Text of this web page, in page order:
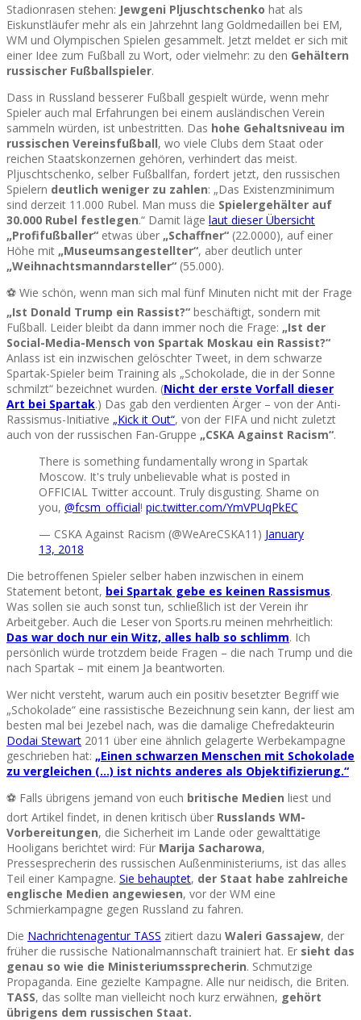
Stadionrasen stehen: Jewgeni Pljuschtschenko hat als
Eiskunstläufer mehr als ein Jahrzehnt lang Goldmedaillen bei EM,
WM und Olympischen Spielen gesammelt. Jetzt meldet er sich mit
einer Idee zum Fußball zu Wort, oder vielmehr: zu den Gehältern
russischer Fußballspieler.
Dass in Russland besserer Fußball gespielt würde, wenn mehr
Spieler auch mal Erfahrungen bei einem ausländischen Verein
sammeln würden, ist unbestritten. Das hohe Gehaltsniveau im
russischen Vereinsfußball, wo viele Clubs dem Staat oder
reichen Staatskonzernen gehören, verhindert das meist.
Pljuschtschenko, selber Fußballfan, fordert jetzt, den russischen
Spielern deutlich weniger zu zahlen: „Das Existenzminimum
sind derzeit 11.000 Rubel. Man muss die Spielergehälter auf
30.000 Rubel festlegen.“ Damit läge laut dieser Übersicht
„Profifußballer“ etwas über „Schaffner“ (22.0000), auf einer
Höhe mit „Museumsangestellter“, aber deutlich unter
„Weihnachtsmanndarsteller“ (55.000).
⚽ Wie schön, wenn man sich mal fünf Minuten nicht mit der Frage
„Ist Donald Trump ein Rassist?“ beschäftigt, sondern mit
Fußball. Leider bleibt da dann immer noch die Frage: „Ist der
Social-Media-Mensch von Spartak Moskau ein Rassist?“
Anlass ist ein inzwischen gelöschter Tweet, in dem schwarze
Spartak-Spieler beim Training als „Schokolade, die in der Sonne
schmilzt“ bezeichnet wurden. (Nicht der erste Vorfall dieser
Art bei Spartak.) Das gab den verdienten Ärger – von der Anti-
Rassismus-Initiative „Kick it Out“, von der FIFA und nicht zuletzt
auch von der russischen Fan-Gruppe „CSKA Against Racism“.
There is something fundamentally wrong in Spartak
Moscow. It's truly unbelievable what is posted in
OFFICIAL Twitter account. Truly disgusting. Shame on
you, @fcsm_official! pic.twitter.com/YmVPUqPkEC
— CSKA Against Racism (@WeAreCSKA11) January
13, 2018
Die betroffenen Spieler selber haben inzwischen in einem
Statement betont, bei Spartak gebe es keinen Rassismus.
Was sollen sie auch sonst tun, schließlich ist der Verein ihr
Arbeitgeber. Auch die Leser von Sports.ru meinen mehrheitlich:
Das war doch nur ein Witz, alles halb so schlimm. Ich
persönlich würde trotzdem beide Fragen – die nach Trump und die
nach Spartak – mit einem Ja beantworten.
Wer nicht versteht, warum auch ein positiv besetzter Begriff wie
„Schokolade“ eine rassistische Bezeichnung sein kann, der liest am
besten mal bei Jezebel nach, was die damalige Chefredakteurin
Dodai Stewart 2011 über eine ähnlich gelagerte Werbekampagne
geschrieben hat: „Einen schwarzen Menschen mit Schokolade
zu vergleichen (…) ist nichts anderes als Objektifizierung.“
⚽ Falls übrigens jemand von euch britische Medien liest und
dort Artikel findet, in denen kritisch über Russlands WM-
Vorbereitungen, die Sicherheit im Lande oder gewalttätige
Hooligans berichtet wird: Für Marija Sacharowa,
Pressesprecherin des russischen Außenministeriums, ist das alles
Teil einer Kampagne. Sie behauptet, der Staat habe zahlreiche
englische Medien angewiesen, vor der WM eine
Schmierkampagne gegen Russland zu fahren.
Die Nachrichtenagentur TASS zitiert dazu Waleri Gassajew, der
früher die russische Nationalmannschaft trainiert hat. Er sieht das
genau so wie die Ministeriumssprecherin. Schmutzige
Propaganda. Eine gezielte Kampagne. Alle nur neidisch, die Briten.
TASS, das sollte man vielleicht noch kurz erwähnen, gehört
übrigens dem russischen Staat.